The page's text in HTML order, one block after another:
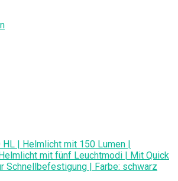
| Helmlicht mit 150 Lumen |
mit fünf Leuchtmodi | Mit Quick
Schnellbefestigung | Farbe: schwarz